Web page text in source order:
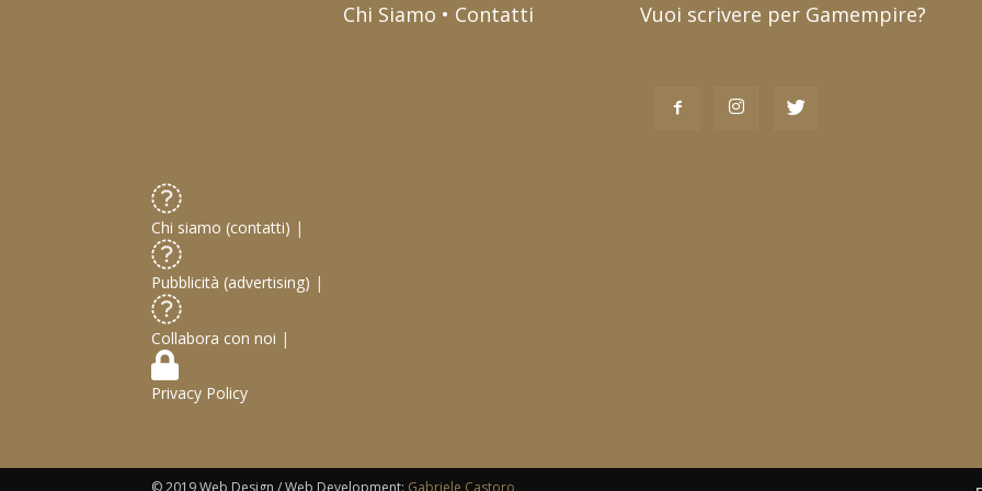
Chi Siamo • Contatti Vuoi scrivere per Gamempire?
Chi siamo (contatti) |
Pubblicità (advertising) |
Collabora con noi |
Privacy Policy